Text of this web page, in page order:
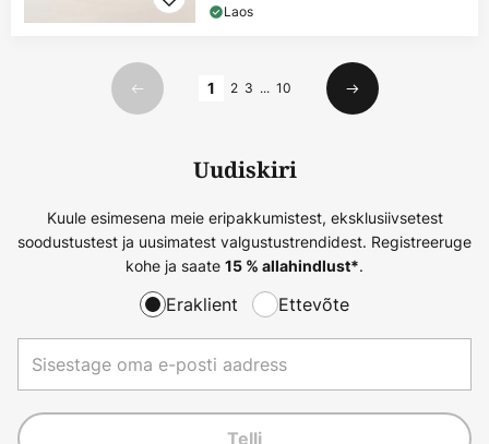
Laos
Eelmine
1 2 3 ... 10
Järgmine
Uudiskiri
Kuule esimesena meie eripakkumistest, eksklusiivsetest
soodustustest ja uusimatest valgustustrendidest. Registreeruge
kohe ja saate 15 % allahindlust*.
Eraklient Ettevõte
Telli